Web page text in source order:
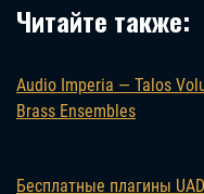
Читайте также:
Audio Imperia — Talos
Brass Ensembles
Бесплатные плагины